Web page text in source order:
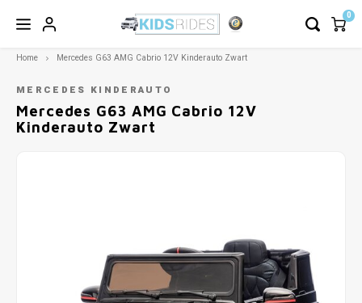
0
Home Mercedes G63 AMG Cabrio 12V Kinderauto Zwart
MERCEDES KINDERAUTO
Mercedes G63 AMG Cabrio 12V
Kinderauto Zwart